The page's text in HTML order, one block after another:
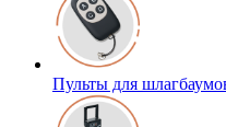
Пульты для